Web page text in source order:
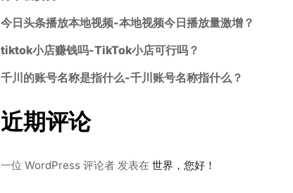
今日头条播放本地视频-本地视频今日播放量激增？
tiktok小店赚钱吗-TikTok小店可行吗？
千川的账号名称是指什么-千川账号名称指什么？
近期评论
一位 WordPress 评论者 发表在 世界，您好！